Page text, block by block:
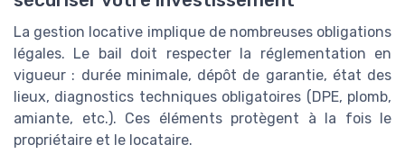
La gestion locative implique de nombreuses obligations
légales. Le bail doit respecter la réglementation en
vigueur : durée minimale, dépôt de garantie, état des
lieux, diagnostics techniques obligatoires (DPE, plomb,
amiante, etc.). Ces éléments protègent à la fois le
propriétaire et le locataire.